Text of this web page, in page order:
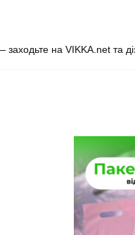
заходьте на VIKKA.net та